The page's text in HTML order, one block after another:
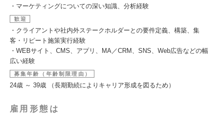
・マーケティングについての深い知識、分析経験
歓迎
・クライアントや社内外ステークホルダーとの要件定義、構築、集
客・リピート施策実行経験
・WEBサイト、CMS、アプリ、MA／CRM、SNS、Web広告などの幅
広い経験
募集年齢（年齢制限理由）
24歳 ～ 39歳 （長期勤続によりキャリア形成を図るため）
雇用形態は